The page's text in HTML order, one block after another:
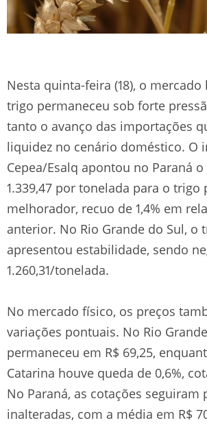
Nesta quinta-feira (18), o
trigo permaneceu sob forte
tanto o avanço das importações
liquidez no cenário doméstico. O
Cepea/Esalq apontou no Paraná o
1.339,47 por tonelada para o trigo
melhorador, recuo de 1,4% em
anterior. No Rio Grande do Sul, o
apresentou estabilidade, sendo
1.260,31/tonelada.
No mercado físico, os preços
variações pontuais. No Rio
permaneceu em R$ 69,25,
Catarina houve queda de 0,6%,
No Paraná, as cotações seguiram
inalteradas, com a média em R$